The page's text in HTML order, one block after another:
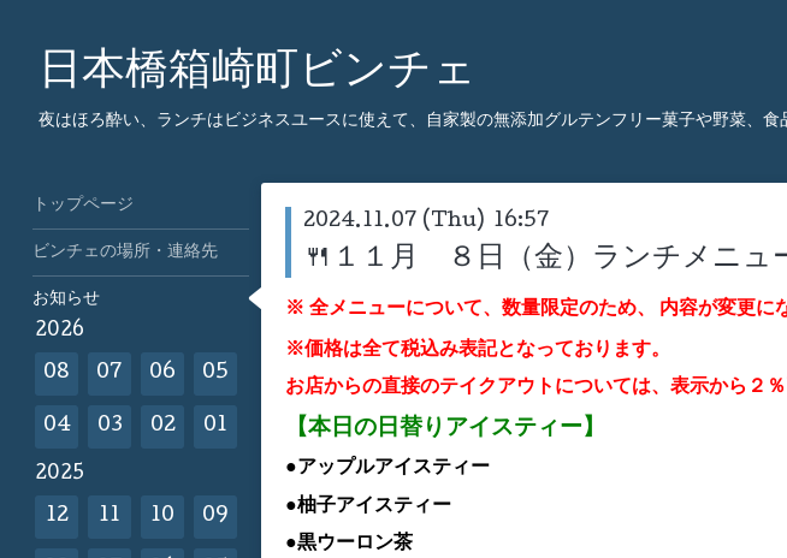
日本橋箱崎町ビンチェ
夜はほろ酔い、ランチはビジネスユースに使えて、自家製の無添加グルテンフリー菓子や野菜、
2024.11.07 (Thu) 16:57
🍴１１月 ８日（金）ランチメニ
※ 全メニューについて、数量限定のため、
内容が変更に
※価格は全て税込み表記となっております。
お店からの直接のテイクアウトについては、表示から２
【本日の日替りアイスティー】
●アップルアイスティー
●柚子アイスティー
●黒ウーロン茶
トップページ
ビンチェの場所・連絡先
お知らせ
2026
08 07 06 05
04 03 02 01
2025
12 11 10 09